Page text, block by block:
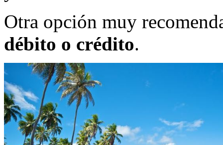
Otra opción muy
débito o crédito.